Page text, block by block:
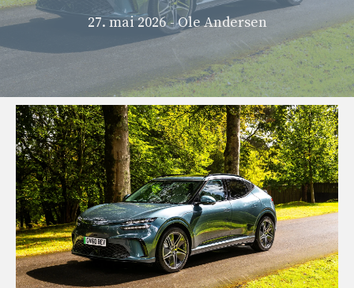
27. mai 2026 - Ole Andersen